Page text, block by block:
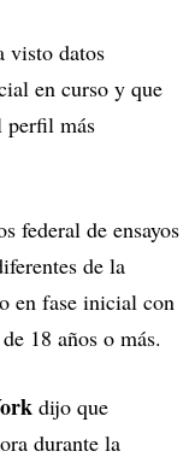
visto datos
en curso y que
perfil más
federal de ensayos
de la
en fase inicial con
18 años o más.
dijo que
durante la